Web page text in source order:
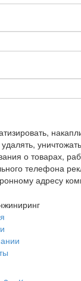
о товарах,
телефона
адресу